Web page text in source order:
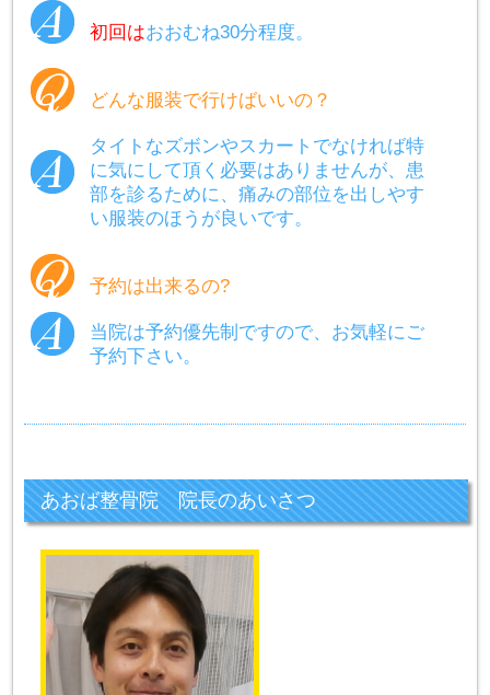
初回はおおむね30分程度。
どんな服装で行けばいいの？
タイトなズボンやスカートでなければ特
に気にして頂く必要はありませんが、患
部を診るために、痛みの部位を出しやす
い服装のほうが良いです。
予約は出来るの?
当院は予約優先制ですので、お気軽にご
予約下さい。
あおば整骨院 院長のあいさつ